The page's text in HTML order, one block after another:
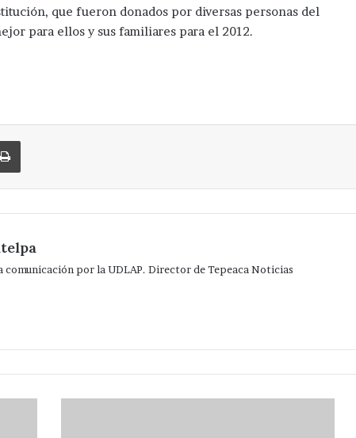
que fueron donados por diversas personas del
para ellos y sus familiares para el 2012.
CorreoImprimir
comunicación por la UDLAP. Director de Tepeaca Noticias